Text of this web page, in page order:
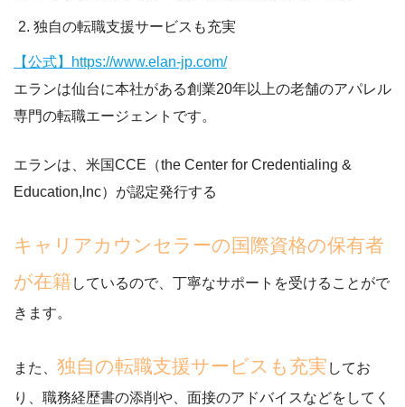
独自の転職支援サービスも充実
【公式】https://www.elan-jp.com/
エランは仙台に本社がある創業20年以上の老舗のアパレル
専門の転職エージェント です。
エランは、米国CCE（the Center for Credentialing &
Education,lnc）が認定発行する
キャリアカウンセラーの国際資格の保有者
が在籍 しているので、丁寧なサポートを受けることがで
きます。
また、 独自の転職支援サービスも充実 してお
り、職務経歴書の添削や、面接のアドバイスなどをしてく